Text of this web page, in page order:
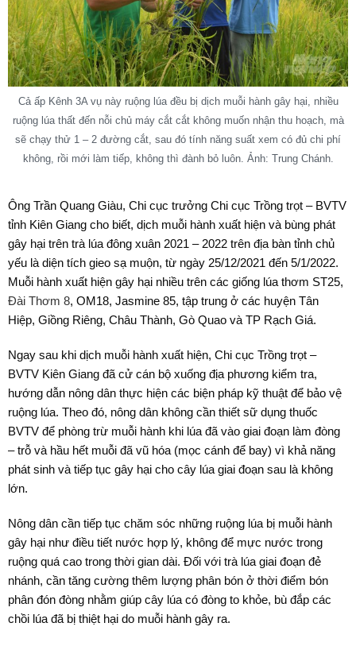
Cả ấp Kênh 3A vụ này ruộng lúa đều bị dịch muỗi hành gây hại, nhiều
ruộng lúa thất đến nỗi chủ máy cắt cắt không muốn nhận thu hoạch, mà
sẽ chạy thử 1 – 2 đường cắt, sau đó tính năng suất xem có đủ chi phí
không, rồi mới làm tiếp, không thì đành bỏ luôn. Ảnh: Trung Chánh.
Ông Trần Quang Giàu, Chi cục trưởng Chi cục Trồng trọt – BVTV
tỉnh Kiên Giang cho biết, dịch muỗi hành xuất hiện và bùng phát
gây hại trên trà lúa đông xuân 2021 – 2022 trên địa bàn tỉnh chủ
yếu là diện tích gieo sạ muộn, từ ngày 25/12/2021 đến 5/1/2022.
Muỗi hành xuất hiện gây hại nhiều trên các giống lúa thơm ST25,
Đài Thơm 8, OM18, Jasmine 85, tập trung ở các huyện Tân
Hiệp, Giồng Riêng, Châu Thành, Gò Quao và TP Rạch Giá.
Ngay sau khi dịch muỗi hành xuất hiện, Chi cục Trồng trọt –
BVTV Kiên Giang đã cử cán bộ xuống địa phương kiểm tra,
hướng dẫn nông dân thực hiện các biện pháp kỹ thuật để bảo vệ
ruộng lúa. Theo đó, nông dân không cần thiết sữ dụng thuốc
BVTV để phòng trừ muỗi hành khi lúa đã vào giai đoạn làm đòng
– trỗ và hầu hết muỗi đã vũ hóa (mọc cánh để bay) vì khả năng
phát sinh và tiếp tục gây hại cho cây lúa giai đoạn sau là không
lớn.
Nông dân cần tiếp tục chăm sóc những ruộng lúa bị muỗi hành
gây hại như điều tiết nước hợp lý, không để mực nước trong
ruộng quá cao trong thời gian dài. Đối với trà lúa giai đoạn đẻ
nhánh, cần tăng cường thêm lượng phân bón ở thời điểm bón
phân đón đòng nhằm giúp cây lúa có đòng to khỏe, bù đắp các
chồi lúa đã bị thiệt hại do muỗi hành gây ra.